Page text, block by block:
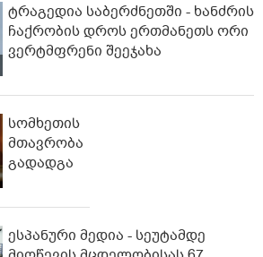
ტრაგედია საბერძნეთში - ხანძრის
ჩაქრობის დროს ერთმანეთს ორი
ვერტმფრენი შეეჯახა
სომხეთის
მთავრობა
გადადგა
ესპანური მედია - სეუტამდე